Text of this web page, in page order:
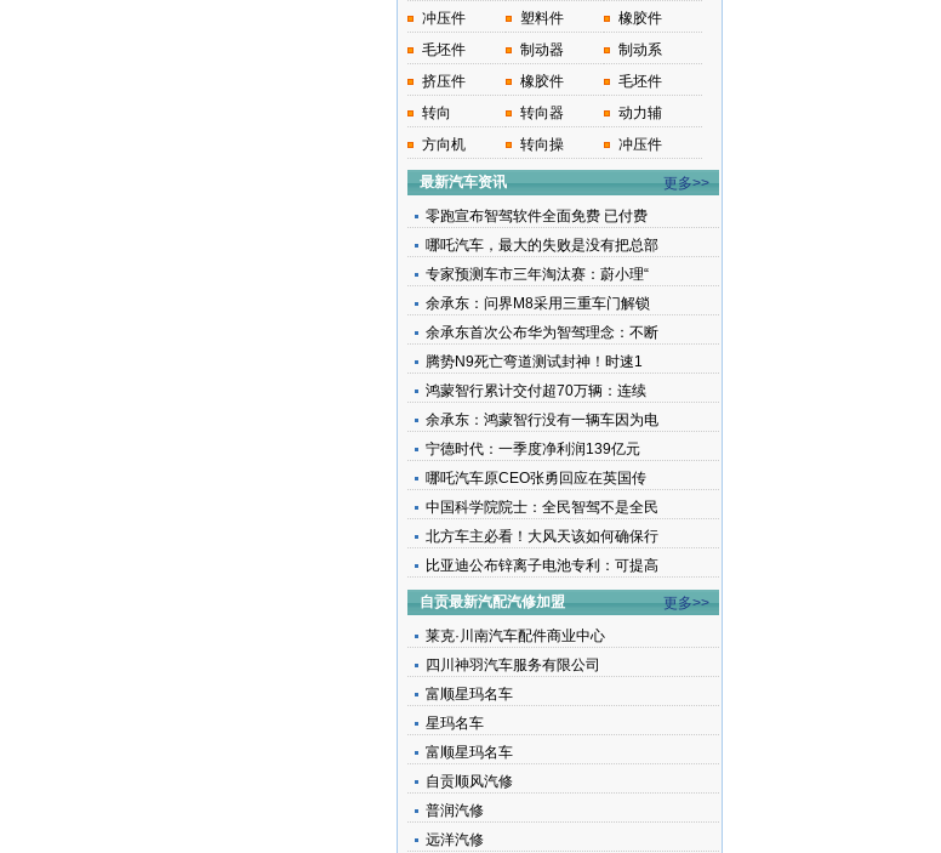
冲压件
塑料件
橡胶件
毛坯件
制动器
制动系
挤压件
橡胶件
毛坯件
转向
转向器
动力辅
方向机
转向操 冲压件
最新汽车资讯
更多>>
零跑宣布智驾软件全面免费 已付费
哪吒汽车，最大的失败是没有把总部
专家预测车市三年淘汰赛：蔚小理“
余承东：问界M8采用三重车门解锁
余承东首次公布华为智驾理念：不断
腾势N9死亡弯道测试封神！时速1
鸿蒙智行累计交付超70万辆：连续
余承东：鸿蒙智行没有一辆车因为电
宁德时代：一季度净利润139亿元
哪吒汽车原CEO张勇回应在英国传
中国科学院院士：全民智驾不是全民
北方车主必看！大风天该如何确保行
比亚迪公布锌离子电池专利：可提高
自贡最新汽配汽修加盟
更多>>
莱克·川南汽车配件商业中心
四川神羽汽车服务有限公司
富顺星玛名车
星玛名车
富顺星玛名车
自贡顺风汽修
普润汽修
远洋汽修